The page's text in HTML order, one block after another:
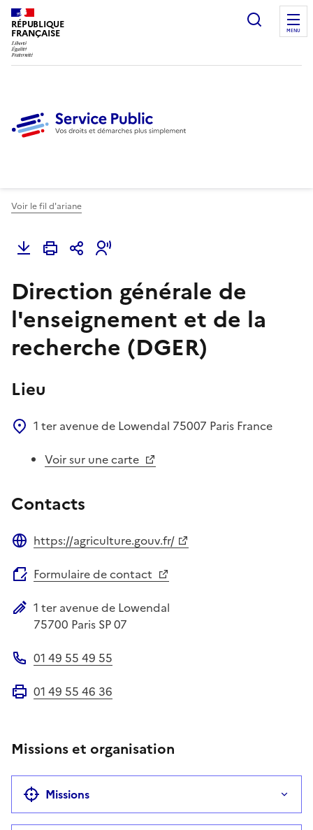
RÉPUBLIQUE
FRANÇAISE
Ouvrir
MENU
Voir le fil d'ariane
Direction générale de
l'enseignement et de la
recherche (DGER)
Lieu
1 ter avenue de Lowendal 75007 Paris France
Voir sur une carte
Contacts
https://agriculture.gouv.fr/
Formulaire de contact
Adresse postale
1 ter avenue de Lowendal
75700 Paris SP 07
01 49 55 49 55
01 49 55 46 36
Missions et organisation
Missions